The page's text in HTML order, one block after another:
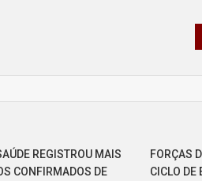
REGISTROU MAIS
CONFIRMADOS DE
FORÇAS
CICLO DE